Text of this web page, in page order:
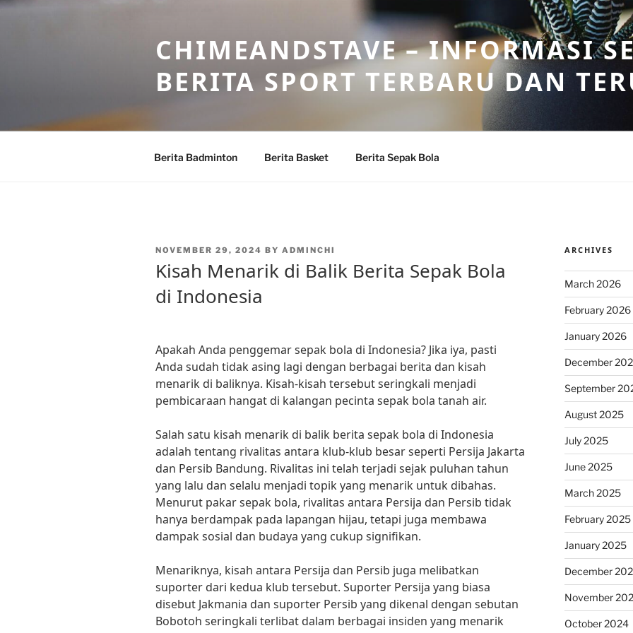
Skip
CHIMEANDSTAVE – INFORMASI
BERITA SPORT TERBARU DAN
Berita Badminton Berita Basket Berita Sepak Bola
POSTED
NOVEMBER 29, 2024 BY ADMINCHI
Kisah Menarik di Balik Berita Sepak Bola
di Indonesia
Apakah Anda penggemar sepak bola di Indonesia? Jika iya, pasti
Anda sudah tidak asing lagi dengan berbagai berita dan kisah
menarik di baliknya. Kisah-kisah tersebut seringkali menjadi
pembicaraan hangat di kalangan pecinta sepak bola tanah air.
Salah satu kisah menarik di balik berita sepak bola di Indonesia
adalah tentang rivalitas antara klub-klub besar seperti Persija Jakarta
dan Persib Bandung. Rivalitas ini telah terjadi sejak puluhan tahun
yang lalu dan selalu menjadi topik yang menarik untuk dibahas.
Menurut pakar sepak bola, rivalitas antara Persija dan Persib tidak
hanya berdampak pada lapangan hijau, tetapi juga membawa
dampak sosial dan budaya yang cukup signifikan.
Menariknya, kisah antara Persija dan Persib juga melibatkan
suporter dari kedua klub tersebut. Suporter Persija yang biasa
disebut Jakmania dan suporter Persib yang dikenal dengan sebutan
Bobotoh seringkali terlibat dalam berbagai insiden yang menarik
ARCHIVES
March 2026
February 2026
January 2026
December
September
August 2025
July 2025
June 2025
March 2025
February 2025
January 2025
December
November
October 2024